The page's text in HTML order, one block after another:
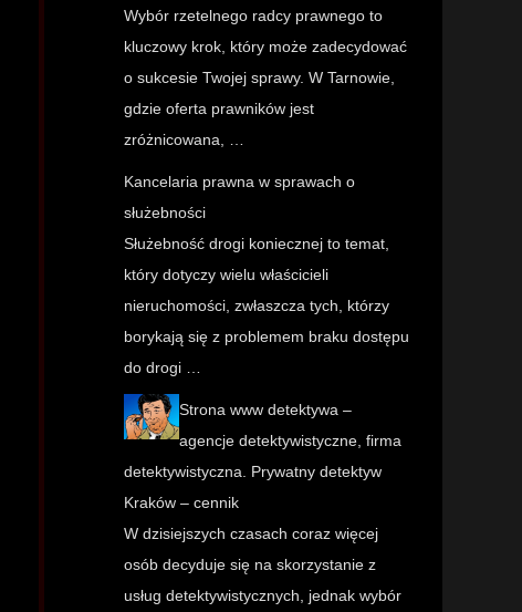
Wybór rzetelnego radcy prawnego to
kluczowy krok, który może zadecydować
o sukcesie Twojej sprawy. W Tarnowie,
gdzie oferta prawników jest
zróżnicowana, …
Kancelaria prawna w sprawach o
służebności
Służebność drogi koniecznej to temat,
który dotyczy wielu właścicieli
nieruchomości, zwłaszcza tych, którzy
borykają się z problemem braku dostępu
do drogi …
Strona www detektywa –
agencje detektywistyczne, firma
detektywistyczna. Prywatny detektyw
Kraków – cennik
W dzisiejszych czasach coraz więcej
osób decyduje się na skorzystanie z
usług detektywistycznych, jednak wybór